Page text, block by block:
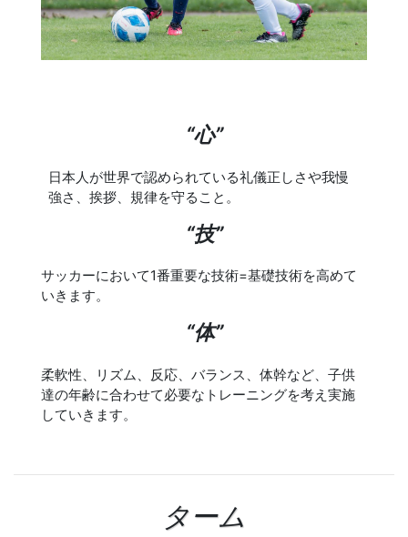
“心”
日本人が世界で認められている礼儀正しさや我慢
強さ、挨拶、規律を守ること。
“技”
サッカーにおいて1番重要な技術=基礎技術を高めて
いきます。
“体”
柔軟性、リズム、反応、バランス、体幹など、子供
達の年齢に合わせて必要なトレーニングを考え実施
していきます。
ターム